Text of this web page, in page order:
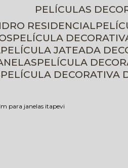
PELÍCULAS
RESIDENCIAL
PELÍCULA
PELÍCULA JATEADA
PELÍCULA
PELÍCULA DECORATIVA
para janelas itapevi